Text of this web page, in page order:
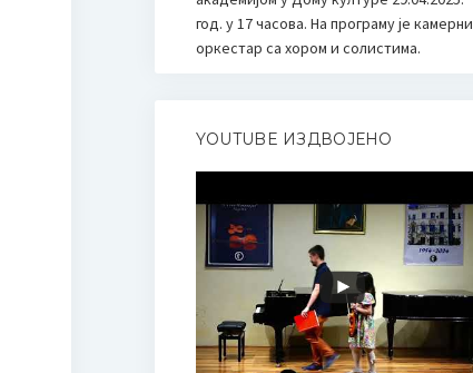
год. у 17 часова. На програму је камерни
оркестар са хором и солистима.
YOUTUBE ИЗДВОЈЕНО